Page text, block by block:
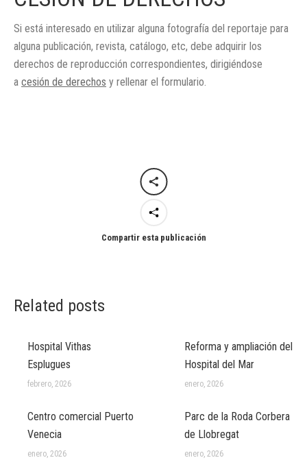
Si está interesado en utilizar alguna fotografía del reportaje para
alguna publicación, revista, catálogo, etc, debe adquirir los
derechos de reproducción correspondientes, dirigiéndose
a cesión de derechos y rellenar el formulario.
Compartir esta publicación
Related posts
Hospital Vithas
Esplugues
febrero, 2026
Reforma y ampliación del
Hospital del Mar
enero, 2026
Centro comercial Puerto
Venecia
enero, 2026
Parc de la Roda Corbera
de Llobregat
enero, 2026